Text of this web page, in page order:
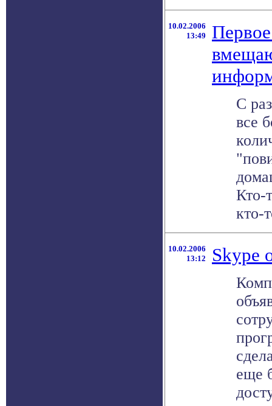
10.02.2006
13:49
С
все
Кто-
кто-
10.02.2006
13:12
Skype
еще